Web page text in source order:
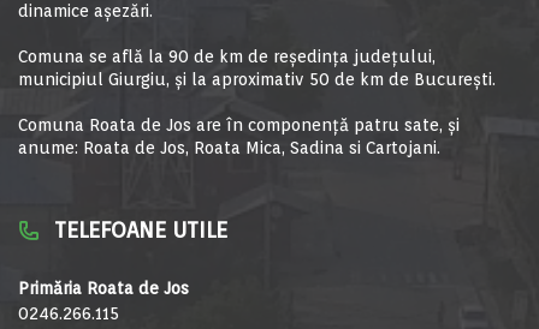
dinamice aşezări.
Comuna se află la 90 de km de reşedinţa judeţului,
municipiul Giurgiu, şi la aproximativ 50 de km de Bucureşti.
Comuna Roata de Jos are în componență patru sate, și
anume: Roata de Jos, Roata Mica, Sadina si Cartojani.
TELEFOANE UTILE
Primăria Roata de Jos
0246.266.115